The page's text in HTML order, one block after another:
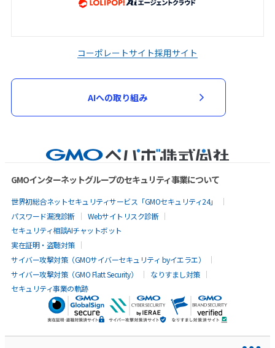
コーポレートサイト採用サイト
AIへの取り組み
GMOインターネットグループのセキュリティ事業について
世界初総合ネットセキュリティサービス「GMOセキュリティ24」
パスワード漏洩診断
Webサイトリスク診断
セキュリティ相談AIチャットボット
実在証明・盗聴対策
サイバー攻撃対策（GMOサイバーセキュリティ byイエラエ）
サイバー攻撃対策（GMO Flatt Security）
なりすまし対策
セキュリティ事業の軌跡